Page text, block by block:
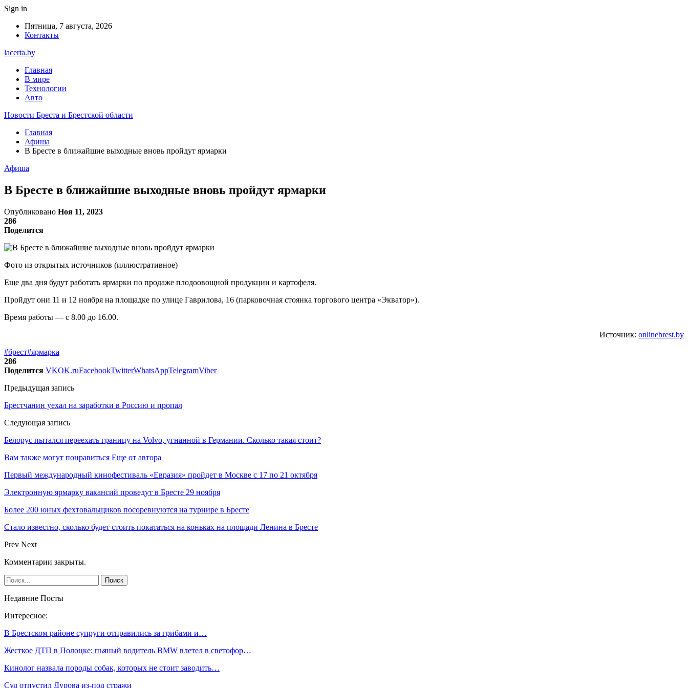
Sign in
Пятница, 7 августа, 2026
Контакты
lacerta.by
Главная
В мире
Технологии
Авто
Новости Бреста и Брестской области
Главная
Афиша
В Бресте в ближайшие выходные вновь пройдут ярмарки
Афиша
В Бресте в ближайшие выходные вновь пройдут ярмарки
Опубликовано Ноя 11, 2023
286
Поделится
Фото из открытых источников (иллюстративное)
Еще два дня будут работать ярмарки по продаже плодоовощной продукции и картофеля.
Пройдут они 11 и 12 ноября на площадке по улице Гаврилова, 16 (парковочная стоянка торгового центра «Экватор»).
Время работы — с 8.00 до 16.00.
Источник: onlinebrest.by
#брест#ярмарка
286
Поделится VKOK.ruFacebookTwitterWhatsAppTelegramViber
Предыдущая запись
Брестчанин уехал на заработки в Россию и пропал
Следующая запись
Белорус пытался переехать границу на Volvo, угнанной в Германии. Сколько такая стоит?
Вам также могут понравиться Еще от автора
Первый международный кинофестиваль «Евразия» пройдет в Москве с 17 по 21 октября
Электронную ярмарку вакансий проведут в Бресте 29 ноября
Более 200 юных фехтовальщиков посоревнуются на турнире в Бресте
Стало известно, сколько будет стоить покататься на коньках на площади Ленина в Бресте
Prev Next
Комментарии закрыты.
Недавние Посты
Интересное:
В Брестском районе супруги отправились за грибами и…
Жесткое ДТП в Полоцке: пьяный водитель BMW влетел в светофор…
Кинолог назвала породы собак, которых не стоит заводить…
Суд отпустил Дурова из-под стражи